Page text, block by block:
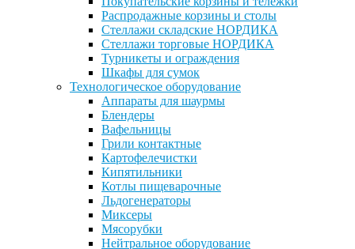
Распродажные корзины и столы
Стеллажи складские НОРДИКА
Стеллажи торговые НОРДИКА
Турникеты и ограждения
Шкафы для сумок
Технологическое оборудование
Аппараты для шаурмы
Блендеры
Вафельницы
Грили контактные
Картофелечистки
Кипятильники
Котлы пищеварочные
Льдогенераторы
Миксеры
Мясорубки
Нейтральное оборудование